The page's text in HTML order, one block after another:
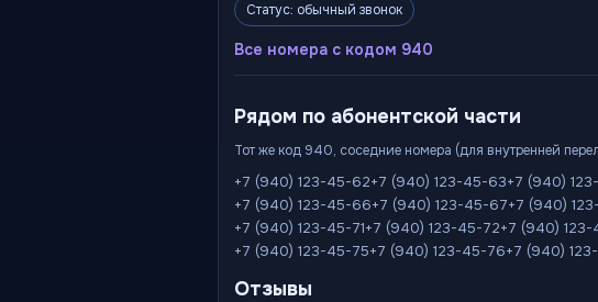
Статус: обычный звонок
Все номера с кодом 940
Рядом по абонентской части
Тот же код 940, соседние номера (для внутренней
+7 (940) 123-45-62+7 (940) 123-45-63+7 (940)
+7 (940) 123-45-66+7 (940) 123-45-67+7 (940)
+7 (940) 123-45-71+7 (940) 123-45-72+7 (940)
+7 (940) 123-45-75+7 (940) 123-45-76+7 (940)
Отзывы